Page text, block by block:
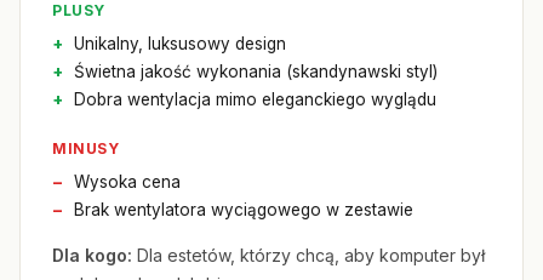
PLUSY
Unikalny, luksusowy design
Świetna jakość wykonania (skandynawski styl)
Dobra wentylacja mimo eleganckiego wyglądu
MINUSY
Wysoka cena
Brak wentylatora wyciągowego w zestawie
Dla kogo: Dla estetów, którzy chcą, aby komputer był